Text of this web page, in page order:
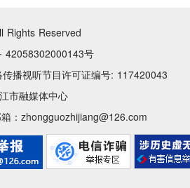
Rights Reserved
号
传播视听节目许可证编号: 117420043
市融媒体中心
zhongguozhijiang@126.com